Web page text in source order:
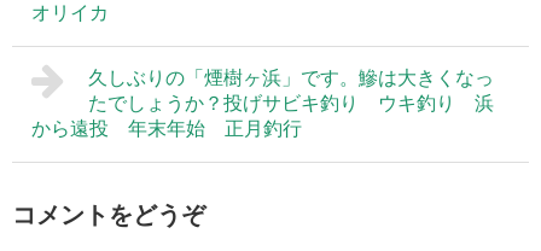
オリイカ
久しぶりの「煙樹ヶ浜」です。鰺は大きくなっ
たでしょうか？投げサビキ釣り ウキ釣り 浜
から遠投 年末年始 正月釣行
コメントをどうぞ